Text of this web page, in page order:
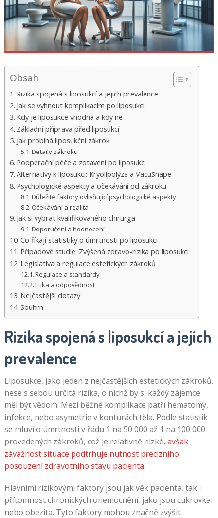
Obsah
Rizika spojená s liposukcí a jejich prevalence
Jak se vyhnout komplikacím po liposukci
Kdy je liposukce vhodná a kdy ne
Základní příprava před liposukcí
Jak probíhá liposukční zákrok
Detaily zákroku
Pooperační péče a zotavení po liposukci
Alternativy k liposukci: Kryolipolýza a VacuShape
Psychologické aspekty a očekávání od zákroku
Důležité faktory ovlivňující psychologické aspekty
Očekávání a realita
Jak si vybrat kvalifikovaného chirurga
Doporučení a hodnocení
Co říkají statistiky o úmrtnosti po liposukci
Případové studie: Zvýšená zdravo-rizika po liposukci
Legislativa a regulace estetických zákroků
Regulace a standardy
Etika a odpovědnost
Nejčastější dotazy
Souhrn
Rizika spojená s liposukcí a jejich
prevalence
Liposukce, jako jeden z nejčastějších estetických zákroků,
nese s sebou určitá rizika, o nichž by si každý zájemce
měl být vědom. Mezi běžné komplikace patří hematomy,
infekce, nebo asymetrie v konturách těla. Podle statistik
se mluví o úmrtnosti v řádu 1 na 50 000 až 1 na 100 000
provedených zákroků, což je relativně nízké, avšak
závažnost situace podtrhuje nutnost precizního
posouzení zdravotního stavu pacienta.
Hlavními rizikovými faktory jsou jak věk pacienta, tak i
přítomnost chronických onemocnění, jako jsou cukrovka
nebo obezita. Tyto faktory mohou značně zvýšit